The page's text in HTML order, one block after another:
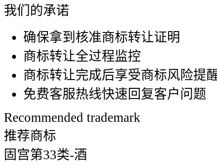
我们的承诺
确保拿到核准商标转让证明
商标转让全过程监控
商标转让完成后享受商标风险提
免费客服热线快速回复客户问题
Recommended trademark
推荐商标
固宫第33类-酒